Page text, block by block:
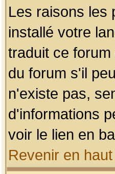
Les raisons les
installé votre
traduit ce
du forum s'il
n'existe pas,
d'informations
voir le lien en
Revenir en